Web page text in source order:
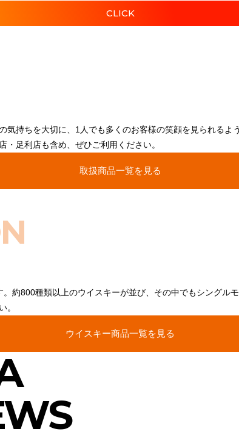
CLICK
気持ちを大切に、1人でも多くのお客様の笑顔を見られる
・足利店も含め、ぜひご利用ください。
取扱商品一覧を見る
約800種類以上のウイスキーが並び、その中でもシングル
。
ウイスキー商品一覧を見る